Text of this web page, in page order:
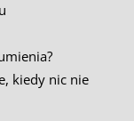
kiedy nic nie